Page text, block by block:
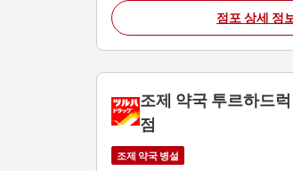
점포 상세 정
조제 약국 투르하드
점
조제 약국 병설